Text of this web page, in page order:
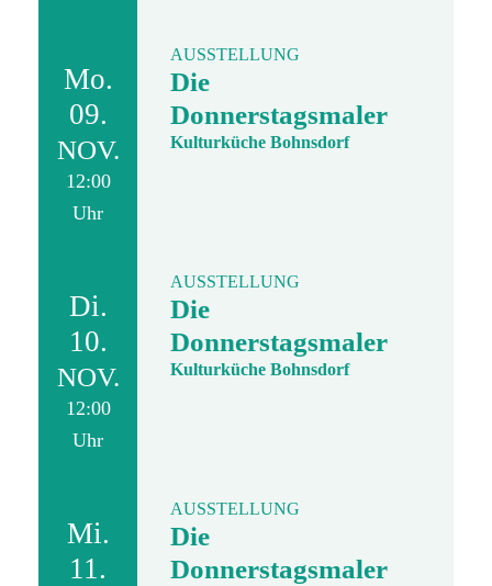
Mo.
09.
NOV.
12:00
Uhr
AUSSTELLUNG
Die
Donnerstagsmaler
Kulturküche Bohnsdorf
Di.
10.
NOV.
12:00
Uhr
AUSSTELLUNG
Die
Donnerstagsmaler
Kulturküche Bohnsdorf
Mi.
11.
AUSSTELLUNG
Die
Donnerstagsmaler